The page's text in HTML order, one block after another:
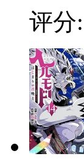
评分: